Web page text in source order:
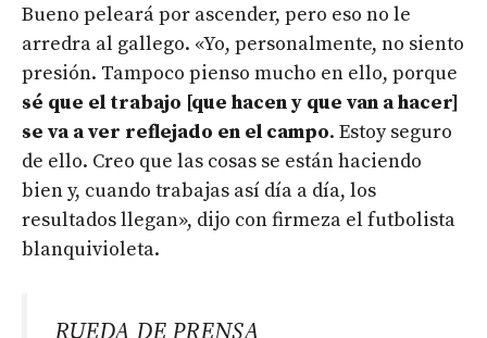
Bueno peleará por ascender, pero eso no le
arredra al gallego. «Yo, personalmente, no siento
presión. Tampoco pienso mucho en ello, porque
sé que el trabajo [que hacen y que van a hacer]
se va a ver reflejado en el campo. Estoy seguro
de ello. Creo que las cosas se están haciendo
bien y, cuando trabajas así día a día, los
resultados llegan», dijo con firmeza el futbolista
blanquivioleta.